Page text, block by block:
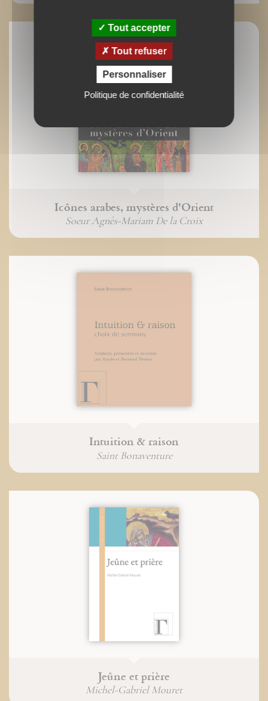
Icônes arabes, mystères d'Orient
Soeur Agnès-Mariam De la Croix
Intuition & raison
Saint Bonaventure
Jeûne et prière
Michel-Gabriel Mouret
Tout accepter
Tout refuser
Personnaliser
Politique de confidentialité